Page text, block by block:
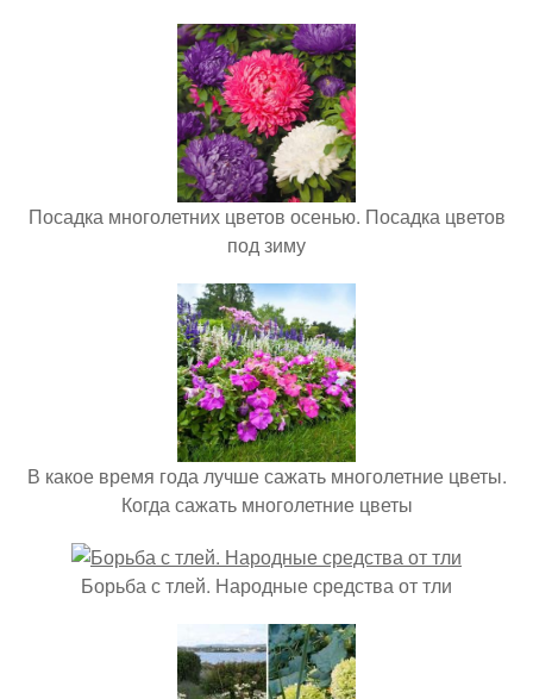
Посадка многолетних цветов осенью. Посадка цветов
под зиму
В какое время года лучше сажать многолетние цветы.
Когда сажать многолетние цветы
Борьба с тлей. Народные средства от тли